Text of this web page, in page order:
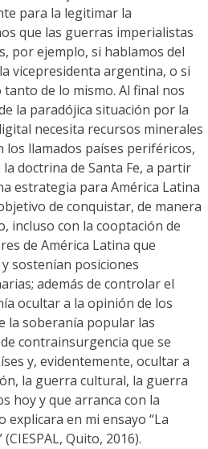
para la legitimar la
que las guerras imperialistas
por ejemplo, si hablamos del
vicepresidenta argentina, o si
de lo mismo. Al final nos
la paradójica situación por la
necesita recursos minerales
llamados países periféricos,
doctrina de Santa Fe, a partir
estrategia para América Latina
de conquistar, de manera
incluso con la cooptación de
de América Latina que
sostenían posiciones
además de controlar el
ocultar a la opinión de los
la soberanía popular las
contrainsurgencia que se
y, evidentemente, ocultar a
la guerra cultural, la guerra
hoy y que arranca con la
explicara en mi ensayo “La
Quito, 2016).